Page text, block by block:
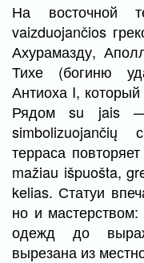
На восточной
vaizduojančios
Ахурамазду,
Тихе (богиню
Антиоха I,
Рядом su jais
терраса
mažiau išpuošta,
kelias. Статуи
но и
одежд до
вырезана из